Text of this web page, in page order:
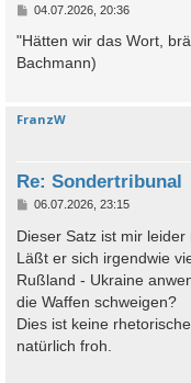
B
i
r
04.07.2026, 20:36
"Hätten wir das Wort,
Bachmann)
FranzW
Re: Sondertribunal
B
i
t
r
g
06.07.2026, 23:15
Dieser Satz ist mir leider
Läßt er sich irgendwie
Rußland - Ukraine
die Waffen schweigen?
Dies ist keine
natürlich froh.